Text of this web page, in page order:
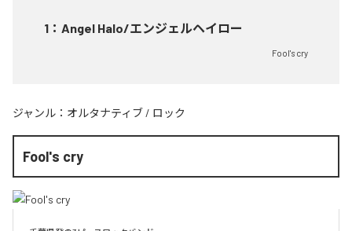
1 ： Angel Halo/エンジェルヘイロー
Fool's cry
ジャンル： オルタナティブ / ロック
Fool's cry